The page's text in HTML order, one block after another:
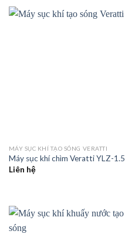
MÁY SỤC KHÍ TẠO SÓNG VERATTI
Máy sục khí chìm Veratti YLZ-1.5
Liên hệ